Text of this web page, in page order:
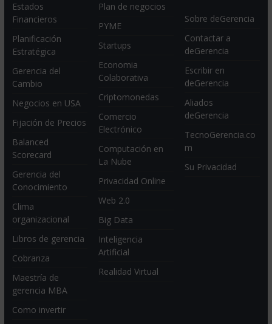
Estados
Financieros
Planificación
Estratégica
Gerencia del
Cambio
Negocios en USA
Fijación de Precios
Balanced
Scorecard
Gerencia del
Conocimiento
Clima
organizacional
Libros de gerencia
Cobranza
Maestría de
gerencia MBA
Como invertir
Plan de negocios
PYME
Startups
Economia
Colaborativa
Criptomonedas
Comercio
Electrónico
Computación en
La Nube
Privacidad Online
Web 2.0
Big Data
Inteligencia
Artificial
Realidad Virtual
Sobre deGerencia
Contactar a
deGerencia
Escribir en
deGerencia
Aliados
deGerencia
TecnoGerencia.co
m
Su Privacidad